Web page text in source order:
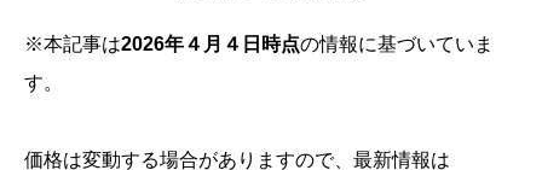
※本記事は2026年４月４日時点の情報に基づいていま
す。
価格は変動する場合がありますので、最新情報は